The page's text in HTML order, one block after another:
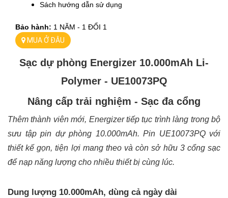
Sách hướng dẫn sử dụng
Bảo hành: 1 NĂM - 1 ĐỔI 1
MUA Ở ĐÂU
Sạc dự phòng Energizer 10.000mAh Li-
Polymer - UE10073PQ
Nâng cấp trải nghiệm - Sạc đa cổng
Thêm thành viên mới, Energizer tiếp tục trình làng trong bộ
sưu tập pin dự phòng 10.000mAh. Pin UE10073PQ với
thiết kế gọn, tiện lợi mang theo và còn sở hữu 3 cổng sạc
để nạp năng lượng cho nhiều thiết bị cùng lúc.
Dung lượng 10.000mAh, dùng cả ngày dài